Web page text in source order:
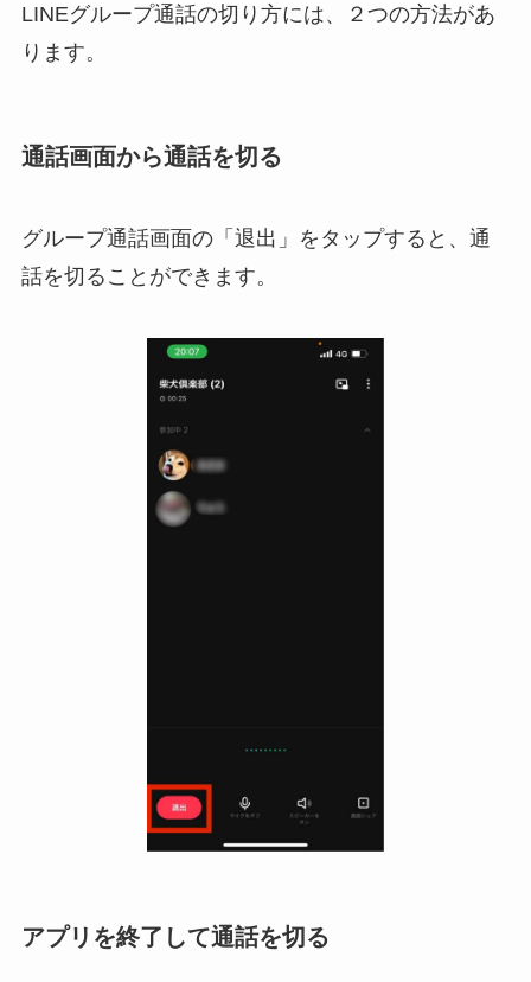
LINEグループ通話の切り方には、２つの方法があ
ります。
通話画面から通話を切る
グループ通話画面の「退出」をタップすると、通
話を切ることができます。
アプリを終了して通話を切る